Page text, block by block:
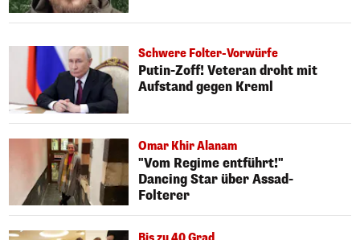
Schwere Folter-Vorwürfe
Putin-Zoff! Veteran droht mit
Aufstand gegen Kreml
Omar Khir Alanam
"Vom Regime entführt!"
Dancing Star über Assad-
Folterer